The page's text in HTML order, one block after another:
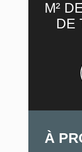
M²
DE
À